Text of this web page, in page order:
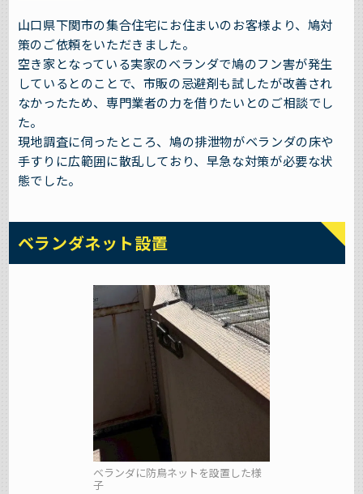
山口県下関市の集合住宅にお住まいのお客様より、鳩対
策のご依頼をいただきました。
空き家となっている実家のベランダで鳩のフン害が発生
しているとのことで、市販の忌避剤も試したが改善され
なかったため、専門業者の力を借りたいとのご相談でし
た。
現地調査に伺ったところ、鳩の排泄物がベランダの床や
手すりに広範囲に散乱しており、早急な対策が必要な状
態でした。
ベランダネット設置
ベランダに防鳥ネットを設置した様
子